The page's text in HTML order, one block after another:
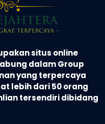
situs online
dalam Group
yang terpercaya
lebih dari 50 orang
tersendiri dibidang